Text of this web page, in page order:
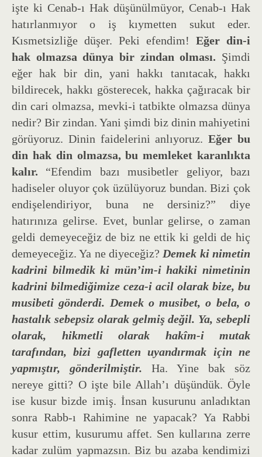
işte ki Cenab-ı Hak düşünülmüyor, Cenab-ı Hak
hatırlanmıyor o iş kıymetten sukut eder.
Kısmetsizliğe düşer. Peki efendim! Eğer din-i
hak olmazsa dünya bir zindan olması. Şimdi
eğer hak bir din, yani hakkı tanıtacak, hakkı
bildirecek, hakkı gösterecek, hakka çağıracak bir
din cari olmazsa, mevki-i tatbikte olmazsa dünya
nedir? Bir zindan. Yani şimdi biz dinin mahiyetini
görüyoruz. Dinin faidelerini anlıyoruz.Eğer bu
din hak din olmazsa, bu memleket karanlıkta
kalır. “Efendim bazı musibetler geliyor, bazı
hadiseler oluyor çok üzülüyoruz bundan. Bizi çok
endişelendiriyor, buna ne dersiniz?” diye
hatırınıza gelirse. Evet, bunlar gelirse, o zaman
geldi demeyeceğiz de biz ne ettik ki geldi de hiç
demeyeceğiz. Ya ne diyeceğiz? Demek ki nimetin
kadrini bilmedik ki mün’im-i hakiki nimetinin
kadrini bilmediğimize ceza-i acil olarak bize, bu
musibeti gönderdi. Demek o musibet, o bela, o
hastalık sebepsiz olarak gelmiş değil. Ya, sebepli
olarak, hikmetli olarak hakîm-i mutak
tarafından, bizi gafletten uyandırmak için ne
yapmıştır, gönderilmiştir. Ha. Yine bak söz
nereye gitti? O işte bile Allah’ı düşündük. Öyle
ise kusur bizde imiş. İnsan kusurunu anladıktan
sonra Rabb-ı Rahimine ne yapacak? Ya Rabbi
kusur ettim, kusurumu affet. Sen kullarına zerre
kadar zulüm yapmazsın. Biz bu azaba kendimizi